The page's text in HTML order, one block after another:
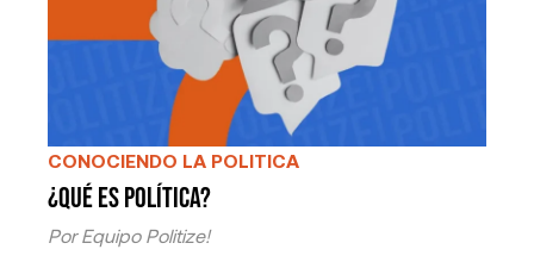
CONOCIENDO LA POLITICA
¿Qué es política?
Por Equipo Politize!